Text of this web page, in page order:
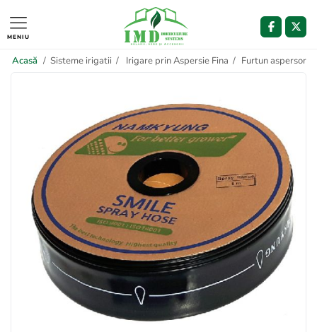
MENIU
Acasă / Sisteme irigatii / Irigare prin Aspersie Fina / Furtun aspersor